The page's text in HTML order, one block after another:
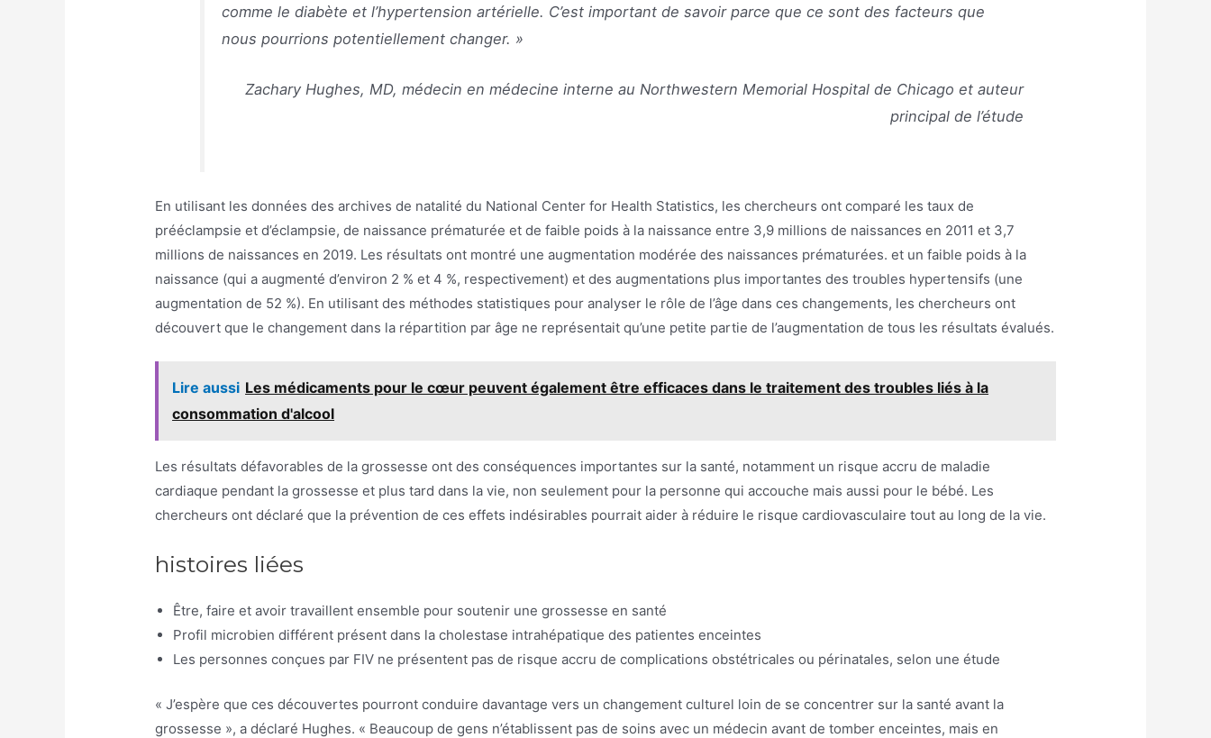
comme le diabète et l’hypertension artérielle. C’est important de savoir parce que ce sont des facteurs que
nous pourrions potentiellement changer. »
Zachary Hughes, MD, médecin en médecine interne au Northwestern Memorial Hospital de Chicago et auteur
principal de l’étude
En utilisant les données des archives de natalité du National Center for Health Statistics, les chercheurs ont comparé les taux de
prééclampsie et d’éclampsie, de naissance prématurée et de faible poids à la naissance entre 3,9 millions de naissances en 2011 et 3,7
millions de naissances en 2019. Les résultats ont montré une augmentation modérée des naissances prématurées. et un faible poids à la
naissance (qui a augmenté d’environ 2 % et 4 %, respectivement) et des augmentations plus importantes des troubles hypertensifs (une
augmentation de 52 %). En utilisant des méthodes statistiques pour analyser le rôle de l’âge dans ces changements, les chercheurs ont
découvert que le changement dans la répartition par âge ne représentait qu’une petite partie de l’augmentation de tous les résultats évalués.
Lire aussi Les médicaments pour le cœur peuvent également être efficaces dans le traitement des troubles liés à la
consommation d'alcool
Les résultats défavorables de la grossesse ont des conséquences importantes sur la santé, notamment un risque accru de maladie
cardiaque pendant la grossesse et plus tard dans la vie, non seulement pour la personne qui accouche mais aussi pour le bébé. Les
chercheurs ont déclaré que la prévention de ces effets indésirables pourrait aider à réduire le risque cardiovasculaire tout au long de la vie.
histoires liées
Être, faire et avoir travaillent ensemble pour soutenir une grossesse en santé
Profil microbien différent présent dans la cholestase intrahépatique des patientes enceintes
Les personnes conçues par FIV ne présentent pas de risque accru de complications obstétricales ou périnatales, selon une étude
« J’espère que ces découvertes pourront conduire davantage vers un changement culturel loin de se concentrer sur la santé avant la
grossesse », a déclaré Hughes. « Beaucoup de gens n’établissent pas de soins avec un médecin avant de tomber enceintes, mais en